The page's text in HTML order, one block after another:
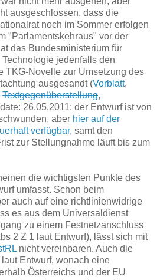
ausgeschlossen, dass die
noch im Sommer erfolgen
"Parlamentskehraus" vor der
das Bundesministerium für
jedenfalls den
TKG-Novelle zur Umsetzung des
ausgesandt (Vorblatt,
Textgegenüberstellung,
26.05.2011: der Entwurf ist von
aber hier auf der
verfügbar, samt den
zur Stellungnahme läuft bis zum
die wichtigsten Punkte des
umfasst. Schon beim
auch auf eine richtlinienwidrige
es aus dem Universaldienst
zu einem Festnetzanschluss
2 Z 1 laut Entwurf), lässt sich mit
nicht vereinbaren. Auch die
Entwurf, wonach eine
Österreichs und der EU